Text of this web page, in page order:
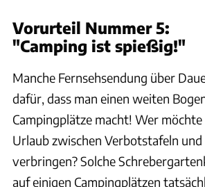
Vorurteil Nummer 5:
"Camping ist spießig!"
Manche Fernsehsendung über
dafür, dass man einen weiten
Campingplätze macht! Wer möchte
Urlaub zwischen Verbotstafeln
verbringen? Solche
auf einigen Campingplätzen